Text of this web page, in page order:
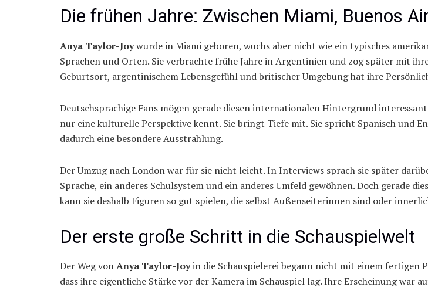
Die frühen Jahre: Zwischen Miami, Buenos
Anya Taylor-Joywurde in Miami geboren, wuchs aber nicht wie ein typisches
Sprachen und Orten. Sie verbrachte frühe Jahre in Argentinien und zog später mit
Geburtsort, argentinischem Lebensgefühl und britischer Umgebung hat ihre
Deutschsprachige Fans mögen gerade diesen internationalen Hintergrund
nur eine kulturelle Perspektive kennt. Sie bringt Tiefe mit. Sie spricht Spanisch und
dadurch eine besondere Ausstrahlung.
Der Umzug nach London war für sie nicht leicht. In Interviews sprach sie später
Sprache, ein anderes Schulsystem und ein anderes Umfeld gewöhnen. Doch gerade
kann sie deshalb Figuren so gut spielen, die selbst Außenseiterinnen sind oder
Der erste große Schritt in die Schauspielwelt
Der Weg vonAnya Taylor-Joyin die Schauspielerei begann nicht mit einem fertigen
dass ihre eigentliche Stärke vor der Kamera im Schauspiel lag. Ihre Erscheinung war